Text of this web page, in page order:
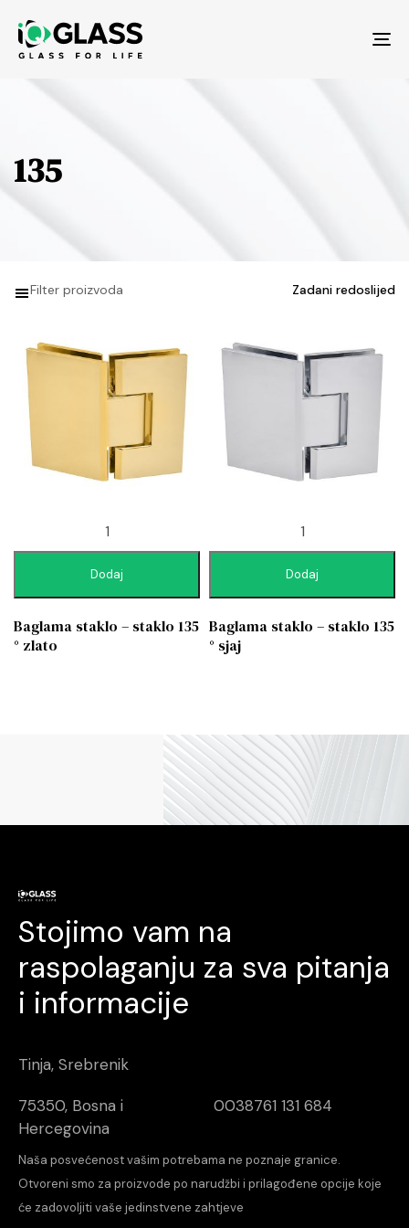
135
Filter proizvoda
Dodaj
Baglama staklo – staklo 135
° zlato
Dodaj
Baglama staklo – staklo 135
° sjaj
Stojimo vam na
raspolaganju za sva pitanja
i informacije
Tinja, Srebrenik
75350, Bosna i
Hercegovina
0038761 131 684
Naša posvećenost vašim potrebama ne poznaje granice.
Otvoreni smo za proizvode po narudžbi i prilagođene opcije koje
će zadovoljiti vaše jedinstvene zahtjeve